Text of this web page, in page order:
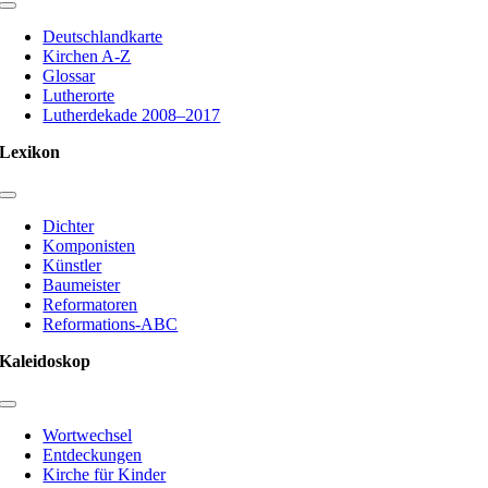
Toggle
NavigationDeutschlandkarte
Kirchen A-Z
Glossar
Lutherorte
Lutherdekade 2008–2017
Lexikon
Toggle
Navigation
Dichter
Komponisten
Künstler
Baumeister
Reformatoren
Reformations-ABC
Kaleidoskop
Toggle
NavigationWortwechsel
Entdeckungen
Kirche für Kinder